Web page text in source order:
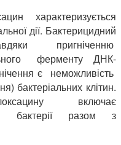
характеризується
дії. Бактерицидний
пригніченню
ферменту ДНК-
є неможливість
бактеріальних клітин.
включає
бактерії разом з